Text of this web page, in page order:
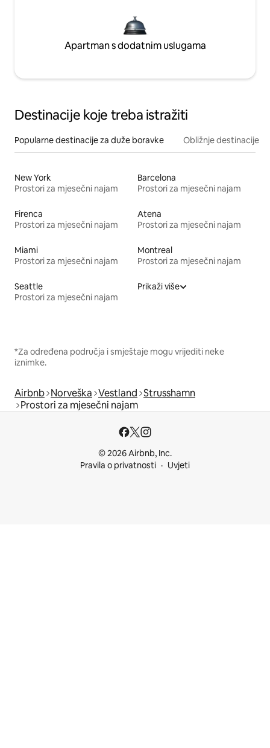
Apartman s dodatnim uslugama
Destinacije koje treba istražiti
Popularne destinacije za duže boravke Obližnje destinacije
New York
Prostori za mjesečni najam
Barcelona
Prostori za mjesečni najam
Firenca
Prostori za mjesečni najam
Atena
Prostori za mjesečni najam
Miami
Prostori za mjesečni najam
Montreal
Prostori za mjesečni najam
Seattle
Prostori za mjesečni najam
Prikaži više
*Za određena područja i smještaje mogu vrijediti neke
iznimke.
Airbnb Norveška Vestland Strusshamn
Prostori za mjesečni najam
© 2026 Airbnb, Inc.
Pravila o privatnosti
Uvjeti